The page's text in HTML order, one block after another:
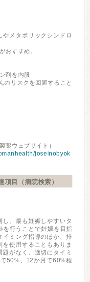
メタボリックシンドロ
おすすめ。
剤を内服
のリスクを回避すること
薬ウェブサイト）
joseinobyok
項目（病院検索）
、最も妊娠しやすいタ
を行うことで妊娠を目指
ミング指導のほか、排
使用することもありま
がなく、適切にタイミ
50%、12か月で60%程